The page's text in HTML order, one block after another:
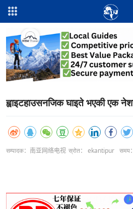
ह्वाइटहाउसनजिक घाइते भएकी एक
सम्पादक：南亚网络电视 स्रोत： ekantipur समय